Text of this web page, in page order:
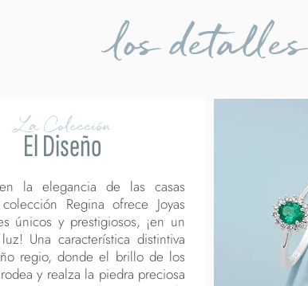
los detalles
La Colección
El Diseño
la elegancia de las casas
Regina ofrece Joyas
únicos y prestigiosos, ¡en un
Una característica distintiva
regio, donde el brillo de los
y realza la piedra preciosa